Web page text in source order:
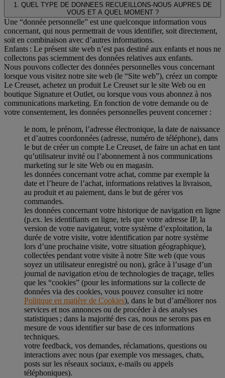
1. QUEL TYPE DE DONNEES RECUEILLONS-NOUS AUPRES DE
VOUS ET A QUEL MOMENT ?
Une “donnée personnelle” est une quelconque information vous
concernant, qui nous permettrait de vous identifier, soit directement,
soit en combinaison avec d’autres informations.
Enfants : Le présent site web n’est pas destiné aux enfants et nous ne
collectons pas sciemment des données relatives aux enfants.
Nous pouvons collecter des données personnelles vous concernant
lorsque vous visitez notre site web (le “Site web”), créez un compte
Le Creuset, achetez un produit Le Creuset sur le site Web ou en
boutique Signature et Outlet, ou lorsque vous vous abonnez à nos
communications marketing. En fonction de votre demande ou de
votre consentement, les données personnelles peuvent concerner :
le nom, le prénom, l’adresse électronique, la date de naissance
et d’autres coordonnées (adresse, numéro de téléphone), dans
le but de créer un compte Le Creuset, de faire un achat en tant
qu’utilisateur invité ou l’abonnement à nos communications
marketing sur le site Web ou en magasin.
les données concernant votre achat, comme par exemple la
date et l’heure de l’achat, informations relatives la livraison,
au produit et au paiement, dans le but de gérer vos
commandes.
les données concernant votre historique de navigation en ligne
(p.ex. les identifiants en ligne, tels que votre adresse IP, la
version de votre navigateur, votre système d’exploitation, la
durée de votre visite, votre identification par notre système
lors d’une prochaine visite, votre situation géographique),
collectées pendant votre visite à notre Site web (que vous
soyez un utilisateur enregistré ou non), grâce à l’usage d’un
journal de navigation et/ou de technologies de traçage, telles
que les “cookies” (pour les informations sur la collecte de
données via des cookies, vous pouvez consulter ici notre
Politique en matière de Cookies), dans le but d’améliorer nos
services et nos annonces ou de procéder à des analyses
statistiques ; dans la majorité des cas, nous ne serons pas en
mesure de vous identifier sur base de ces informations
techniques.
votre feedback, vos demandes, réclamations, questions ou
interactions avec nous (par exemple vos messages, chats,
posts sur les réseaux sociaux, e-mails ou appels
téléphoniques).